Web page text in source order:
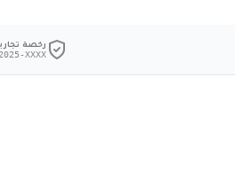
رخصة
XXXX